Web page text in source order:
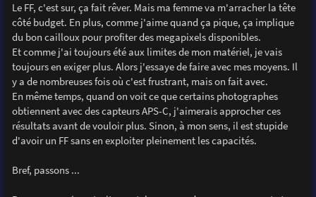
Le FF, c'est sur, ça fait rêver. Mais ma femme va m'arracher la tête
côté budget. En plus, comme j'aime quand ça pique, ça implique
du bon cailloux pour profiter des megapixels disponibles.
Et comme j'ai toujours été aux limites de mon matériel, je vais
toujours en exiger plus. Alors j'essaye de faire avec mes moyens. Il
y a de nombreuses fois où c'est frustrant, mais on fait avec.
En même temps, quand on voit ce que certains photographes
obtiennent avec des capteurs APS-C, j'aimerais approcher ces
résultats avant de vouloir plus. Sinon, à mon sens, il est stupide
d'avoir un FF sans en exploiter pleinement les capacités.
Bref, passons ...